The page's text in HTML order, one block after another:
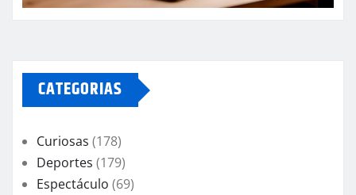
CATEGORIAS
Curiosas (178)
Deportes (179)
Espectáculo (69)